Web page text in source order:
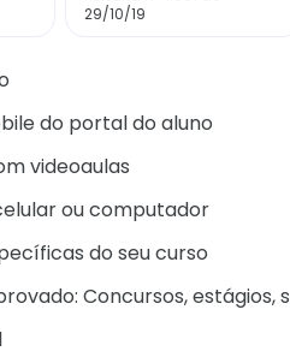
29/10/19
do portal do aluno
videoaulas
ou computador
do seu curso
Concursos, estágios,